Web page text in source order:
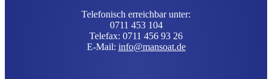
Telefonisch erreichbar unter:
0711 453 104
Telefax: 0711 456 93 26
E-Mail: info@mansoat.de